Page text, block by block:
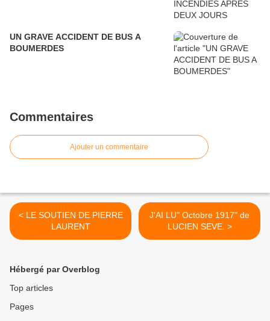
UN GRAVE ACCIDENT DE BUS A
BOUMERDES
Commentaires
Ajouter un commentaire
< LE SOUTIEN DE PIERRE
LAURENT
J'AI LU" Octobre 1917" de
LUCIEN SEVE. >
Hébergé par Overblog
Top articles
Pages